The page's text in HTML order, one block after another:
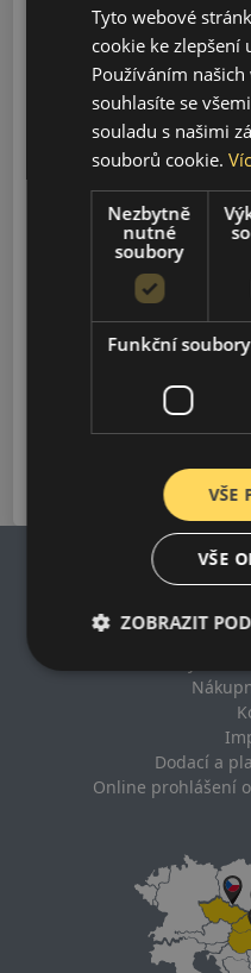
S-CLASS
2014-2027
Dodací a
Online prohlášení
Tyto webové
cookie ke zlepšení
Používáním
souhlasíte se
souladu s našimi
souborů cookie.
Nezbytně
nutné
soubory
Funkční soubory
VŠE
VŠE
ZOBRAZIT